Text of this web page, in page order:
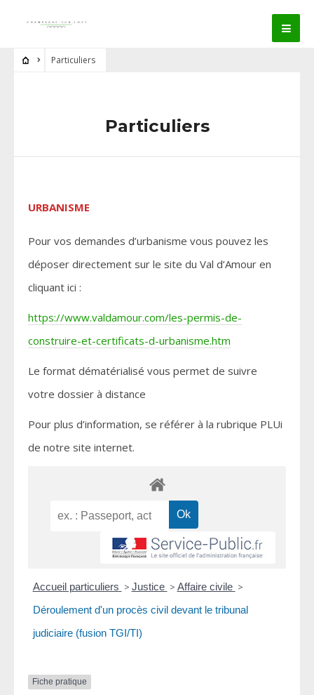
Particuliers
Particuliers
URBANISME
Pour vos demandes d’urbanisme vous pouvez les
déposer directement sur le site du Val d’Amour en
cliquant ici :
https://www.valdamour.com/les-permis-de-
construire-et-certificats-d-urbanisme.htm
Le format dématérialisé vous permet de suivre
votre dossier à distance
Pour plus d’information, se référer à la rubrique PLUi
de notre site internet.
Accueil particuliers > Justice > Affaire civile >
Déroulement d'un procès civil devant le tribunal
judiciaire (fusion TGI/TI)
Fiche pratique